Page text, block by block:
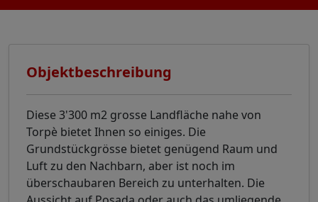
Objektbeschreibung
Diese 3'300 m2 grosse Landfläche nahe von
Torpè bietet Ihnen so einiges. Die
Grundstückgrösse bietet genügend Raum und
Luft zu den Nachbarn, aber ist noch im
überschaubaren Bereich zu unterhalten. Die